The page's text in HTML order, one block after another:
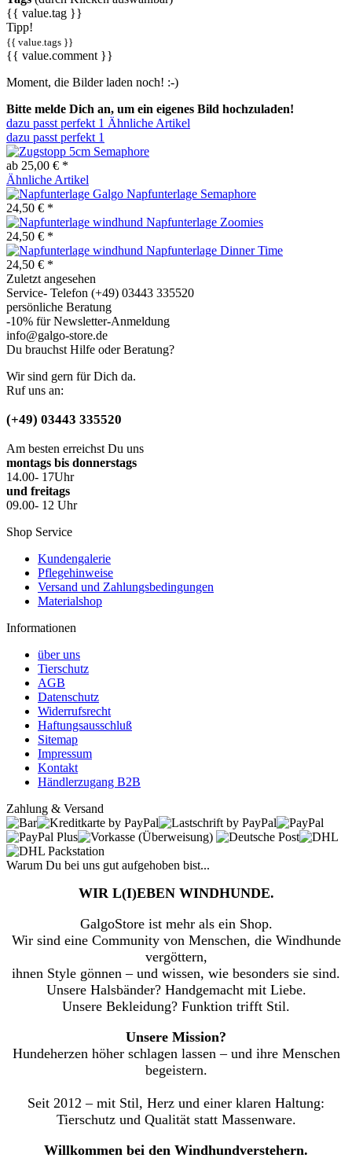
{{ value.tag }}
Tipp!
{{ value.tags }}
{{ value.comment }}
Moment, die Bilder laden noch! :-)
Bitte melde Dich an, um ein eigenes Bild hochzuladen!
dazu passt perfekt 1 Ähnliche Artikel
dazu passt perfekt 1
Semaphore
ab 25,00 € *
Ähnliche Artikel
Napfunterlage Semaphore
24,50 € *
Napfunterlage Zoomies
24,50 € *
Napfunterlage Dinner Time
24,50 € *
Zuletzt angesehen
Service- Telefon (+49) 03443 335520
persönliche Beratung
-10% für Newsletter-Anmeldung
info@galgo-store.de
Du brauchst Hilfe oder Beratung?
Wir sind gern für Dich da.
Ruf uns an:
(+49) 03443 335520
Am besten erreichst Du uns
montags bis donnerstags
14.00- 17Uhr
und freitags
09.00- 12 Uhr
Shop Service
Kundengalerie
Pflegehinweise
Versand und Zahlungsbedingungen
Materialshop
Informationen
über uns
Tierschutz
AGB
Datenschutz
Widerrufsrecht
Haftungsausschluß
Sitemap
Impressum
Kontakt
Händlerzugang B2B
Zahlung & Versand
Warum Du bei uns gut aufgehoben bist...
WIR L(I)EBEN WINDHUNDE.
GalgoStore ist mehr als ein Shop.
Wir sind eine Community von Menschen, die Windhunde
vergöttern,
ihnen Style gönnen – und wissen, wie besonders sie sind.
Unsere Halsbänder? Handgemacht mit Liebe.
Unsere Bekleidung? Funktion trifft Stil.
Unsere Mission?
Hundeherzen höher schlagen lassen – und ihre Menschen
begeistern.
Seit 2012 – mit Stil, Herz und einer klaren Haltung:
Tierschutz und Qualität statt Massenware.
Willkommen bei den Windhundverstehern.